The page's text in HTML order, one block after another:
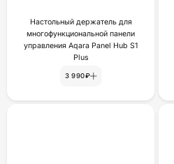
Настольный держатель для
многофункциональной панели
управления Aqara Panel Hub S1
Plus
3 990₽